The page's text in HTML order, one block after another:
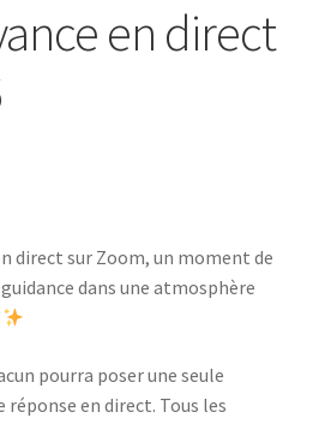
en direct
direct sur Zoom, un moment de
dans une atmosphère
pourra poser une seule
en direct. Tous les